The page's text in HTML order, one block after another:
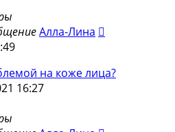
Алла-Лина
на коже лица?
16:27